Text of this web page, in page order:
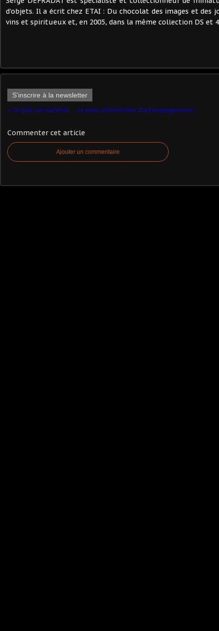
d’objets. Il a écrit chez ETAI : Du chocolat des images et des
vins et spiritueux et, en 2005, dans la même collection DS et
S'inscrire à la newsletter
Un jour, un matériel... : le pont automoteur d'accompagnement
Commenter cet article
Ajouter un commentaire